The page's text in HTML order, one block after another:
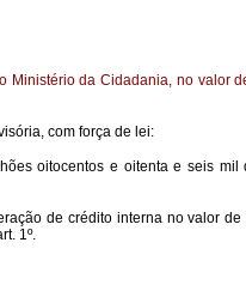
Ministério da Cidadania, no valor
com força de lei:
oitocentos e oitenta e seis
de crédito interna no valor
1º.